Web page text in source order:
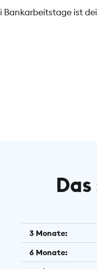
ist
3 Monate:
6 Monate: